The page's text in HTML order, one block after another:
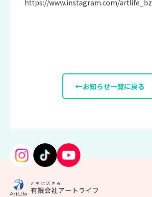
https://www.instagram.com/artlife_bz
←お知らせ一覧に戻る